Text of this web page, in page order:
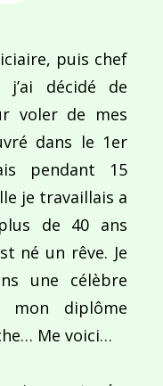
puis chef
décidé de
voler de mes
dans le 1er
pendant 15
je travaillais a
de 40 ans
né un rêve. Je
une célèbre
mon diplôme
Me voici…